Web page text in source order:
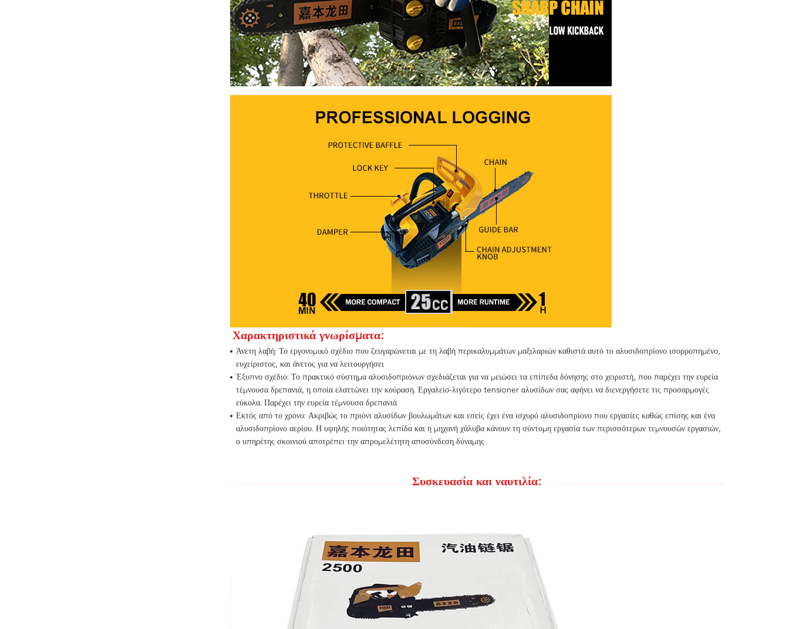
Χαρακτηριστικά γνωρίσματα:
Άνετη λαβή: Το εργονομικό σχέδιο που ζευγαρώνεται με τη λαβή περικαλυμμάτων μαξιλαριών καθιστά αυτό το αλυσιδοπρίονο ισορροπημένο,
ευχείριστος, και άνετος για να λειτουργήσει
Έξυπνο σχέδιο: Το πρακτικό σύστημα αλυσιδοπριόνων σχεδιάζεται για να μειώσει τα επίπεδα δόνησης στο χειριστή, που παρέχει την ευρεία
τέμνουσα δρεπανιά, η οποία ελαττώνει την κούραση. Εργαλείο-λιγότερο tensioner αλυσίδων σας αφήνει να διενεργήσετε τις προσαρμογές
εύκολα. Παρέχει την ευρεία τέμνουσα δρεπανιά
Εκτός από το χρόνο: Ακριβώς το πριόνι αλυσίδων βουλωμάτων και εσείς έχει ένα ισχυρό αλυσιδοπρίονο που εργασίες καθώς επίσης και ένα
αλυσιδοπρίονο αερίου. Η υψηλής ποιότητας λεπίδα και η μηχανή χάλυβα κάνουν τη σύντομη εργασία των περισσότερων τεμνουσών εργασιών,
ο υπηρέτης σκοινιού αποτρέπει την απρομελέτητη αποσύνδεση δύναμης
Συσκευασία και ναυτιλία: